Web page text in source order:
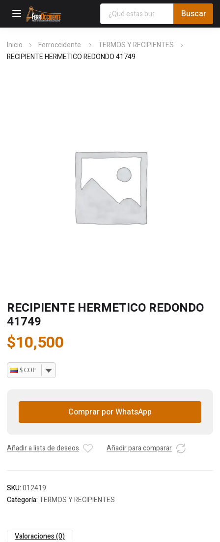
Inicio Ferroccidente
TERMOS Y RECIPIENTES
RECIPIENTE HERMETICO REDONDO 41749
RECIPIENTE HERMETICO REDONDO
41749
$10,500
$ COP
Comprar por WhatsApp
Añadir a lista de deseos Añadir para comparar
SKU:012419
Categoría:TERMOS Y RECIPIENTES
Valoraciones (0)